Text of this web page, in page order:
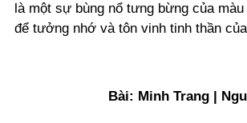
là một sự bùng nổ tưng bừng của
để tưởng nhớ và tôn vinh tinh thần
Bài: Minh Trang |